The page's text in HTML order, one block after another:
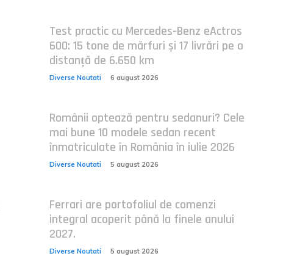
Test practic cu Mercedes-Benz eActros
600: 15 tone de mărfuri și 17 livrări pe o
distanță de 6.650 km
Diverse Noutati 6 august 2026
Românii optează pentru sedanuri? Cele
mai bune 10 modele sedan recent
înmatriculate în România în iulie 2026
Diverse Noutati 5 august 2026
Ferrari are portofoliul de comenzi
integral acoperit până la finele anului
2027.
Diverse Noutati 5 august 2026